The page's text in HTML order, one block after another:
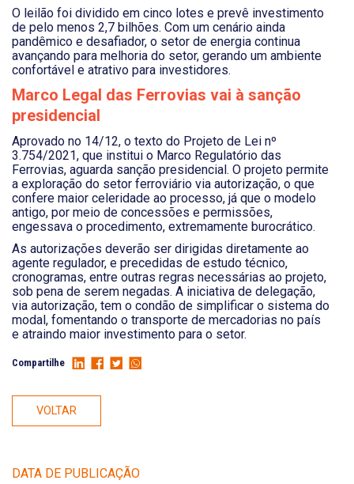
O leilão foi dividido em cinco lotes e prevê investimento
de pelo menos 2,7 bilhões. Com um cenário ainda
pandêmico e desafiador, o setor de energia continua
avançando para melhoria do setor, gerando um ambiente
confortável e atrativo para investidores.
Marco Legal das Ferrovias vai à sanção
presidencial
Aprovado no 14/12, o texto do Projeto de Lei nº
3.754/2021, que institui o Marco Regulatório das
Ferrovias, aguarda sanção presidencial. O projeto permite
a exploração do setor ferroviário via autorização, o que
confere maior celeridade ao processo, já que o modelo
antigo, por meio de concessões e permissões,
engessava o procedimento, extremamente burocrático.
As autorizações deverão ser dirigidas diretamente ao
agente regulador, e precedidas de estudo técnico,
cronogramas, entre outras regras necessárias ao projeto,
sob pena de serem negadas. A iniciativa de delegação,
via autorização, tem o condão de simplificar o sistema do
modal, fomentando o transporte de mercadorias no país
e atraindo maior investimento para o setor.
Compartilhe
VOLTAR
DATA DE PUBLICAÇÃO